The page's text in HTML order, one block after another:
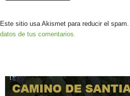
Este sitio usa Akismet para reducir el spam.
datos de tus comentarios.